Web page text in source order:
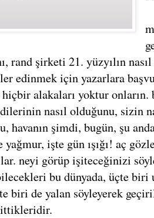
rand şirketi 21. yüzyılın
edinmek için yazarlara
alakaları yoktur onların.
nasıl olduğunu, sizin
havanın şimdi, bugün, şu
yağmur, işte gün ışığı! aç
neyi görüp işiteceğinizi
bu dünyada, üçte
biri de yalan söyleyerek